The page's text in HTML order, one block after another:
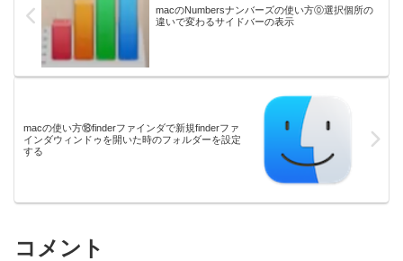
macのNumbersナンバーズの使い方⓪選択個所の
違いで変わるサイドバーの表示
macの使い方⑱finderファインダで新規finderファ
インダウィンドゥを開いた時のフォルダーを設定
する
コメント